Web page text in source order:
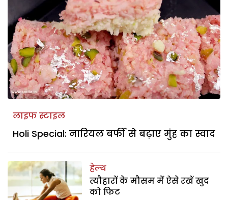
लाइफ स्टाइल
Holi Special: नारियल बर्फी से बढ़ाए मुंह का स्वाद
हेल्थ
त्यौहारों के मौसम में ऐसे रखें खुद
को फिट